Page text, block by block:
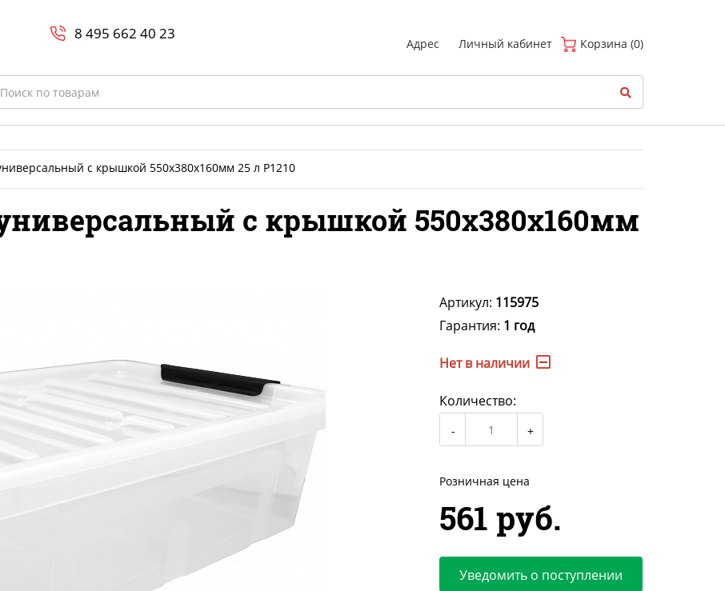
8 800-700-23-35
8 495 662 40 23
Адрес Личный кабинет Корзина (0)
с крышкой 550x380x160мм 25 л Р1210
с крышкой 550x380x160мм
Артикул: 115975
Гарантия: 1 год
Нет в наличии
Количество:
Розничная цена
561 руб.
Уведомить о поступлении